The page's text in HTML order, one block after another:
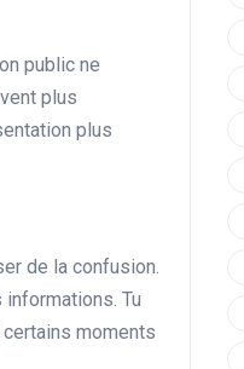
public ne
plus
plus
de la confusion.
Tu
moments